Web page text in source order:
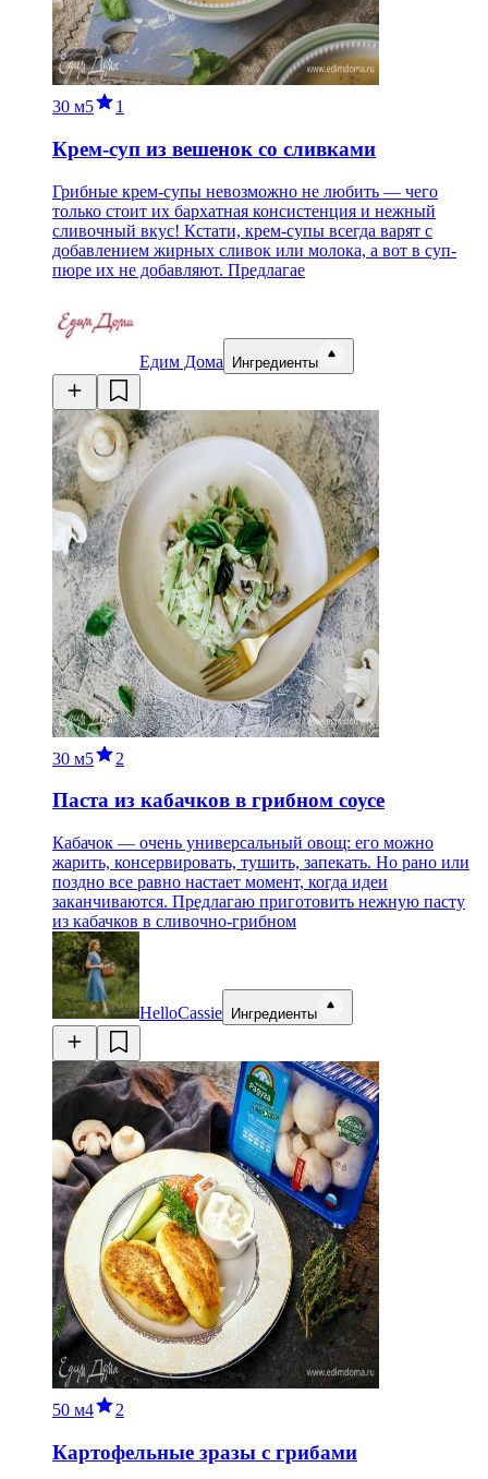
30 м5 1
Крем-суп из вешенок со сливками
Грибные крем-супы невозможно не любить — чего
только стоит их бархатная консистенция и нежный
сливочный вкус! Кстати, крем-супы всегда варят с
добавлением жирных сливок или молока, а вот в суп-
пюре их не добавляют. Предлагае
Едим Дома Ингредиенты
30 м5 2
Паста из кабачков в грибном соусе
Кабачок — очень универсальный овощ: его можно
жарить, консервировать, тушить, запекать. Но рано или
поздно все равно настает момент, когда идеи
заканчиваются. Предлагаю приготовить нежную пасту
из кабачков в сливочно-грибном
HelloCassie Ингредиенты
50 м4 2
Картофельные зразы с грибами